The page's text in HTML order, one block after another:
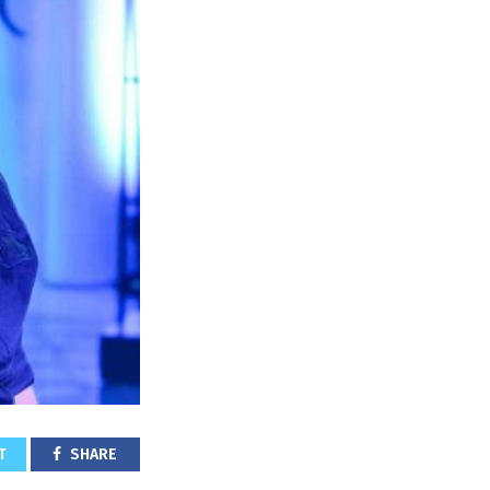
SHARE